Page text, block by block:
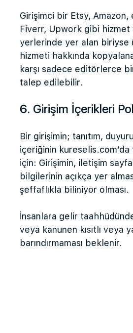
Girişimci bir Etsy, Amazon,
Fiverr, Upwork gibi hizmet
yerlerinde yer alan biriyse
hizmeti hakkında
karşı sadece editörlerce
talep edilebilir.
6. Girişim İçerikleri
Bir girişimin; tanıtım,
içeriğinin
için: Girişimin, iletişim
bilgilerinin açıkça yer
şeffaflıkla biliniyor olması.
İnsanlara gelir
veya kanunen kısıtlı veya
barındırmaması beklenir.